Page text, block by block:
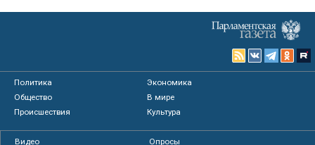
Политика
Экономика
Общество
В мире
Происшествия
Культура
Видео
Опросы